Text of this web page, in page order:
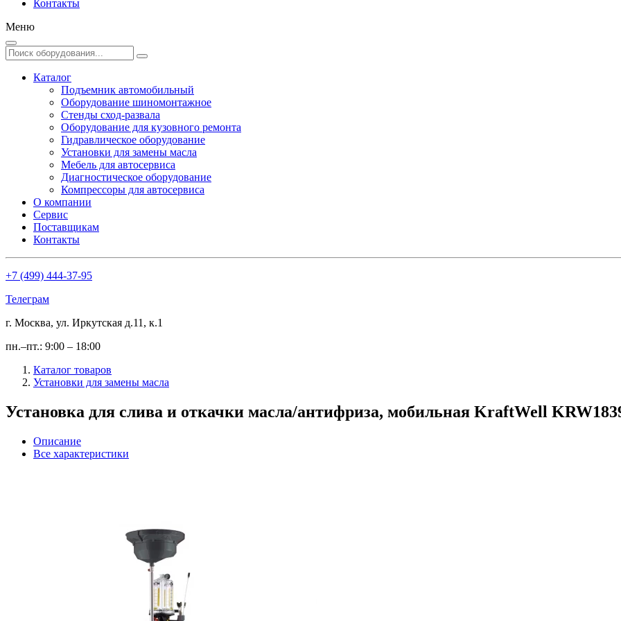
Контакты
Меню
Каталог
Подъемник автомобильный
Оборудование шиномонтажное
Стенды сход-развала
Оборудование для кузовного ремонта
Гидравлическое оборудование
Установки для замены масла
Мебель для автосервиса
Диагностическое оборудование
Компрессоры для автосервиса
О компании
Сервис
Поставщикам
Контакты
+7 (499) 444-37-95
Телеграм
г. Москва, ул. Иркутская д.11, к.1
пн.–пт.: 9:00 – 18:00
Каталог товаров
Установки для замены масла
Установка для слива и откачки масла/антифриза, мобильная KraftWell
Описание
Все характеристики